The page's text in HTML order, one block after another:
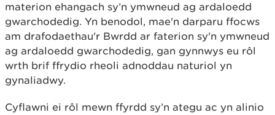
materion ehangach sy’n ymwneud ag ardaloedd
gwarchodedig. Yn benodol, mae'n darparu ffocws
am drafodaethau'r Bwrdd ar faterion sy'n ymwneud
ag ardaloedd gwarchodedig, gan gynnwys eu rôl
wrth brif ffrydio rheoli adnoddau naturiol yn
gynaliadwy.
Cyflawni ei rôl mewn ffyrdd sy’n ategu ac yn alinio